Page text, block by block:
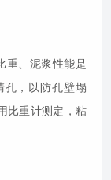
重、泥浆性能是
孔，以防孔壁塌
比重计测定，粘